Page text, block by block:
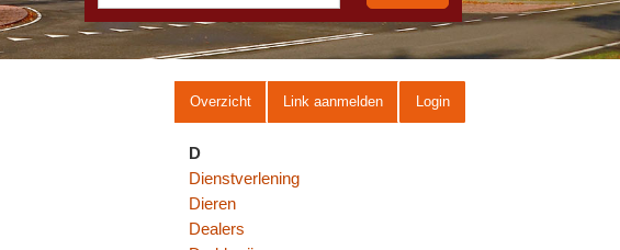
Overzicht Link aanmelden Login
D
Dienstverlening
Dieren
Dealers